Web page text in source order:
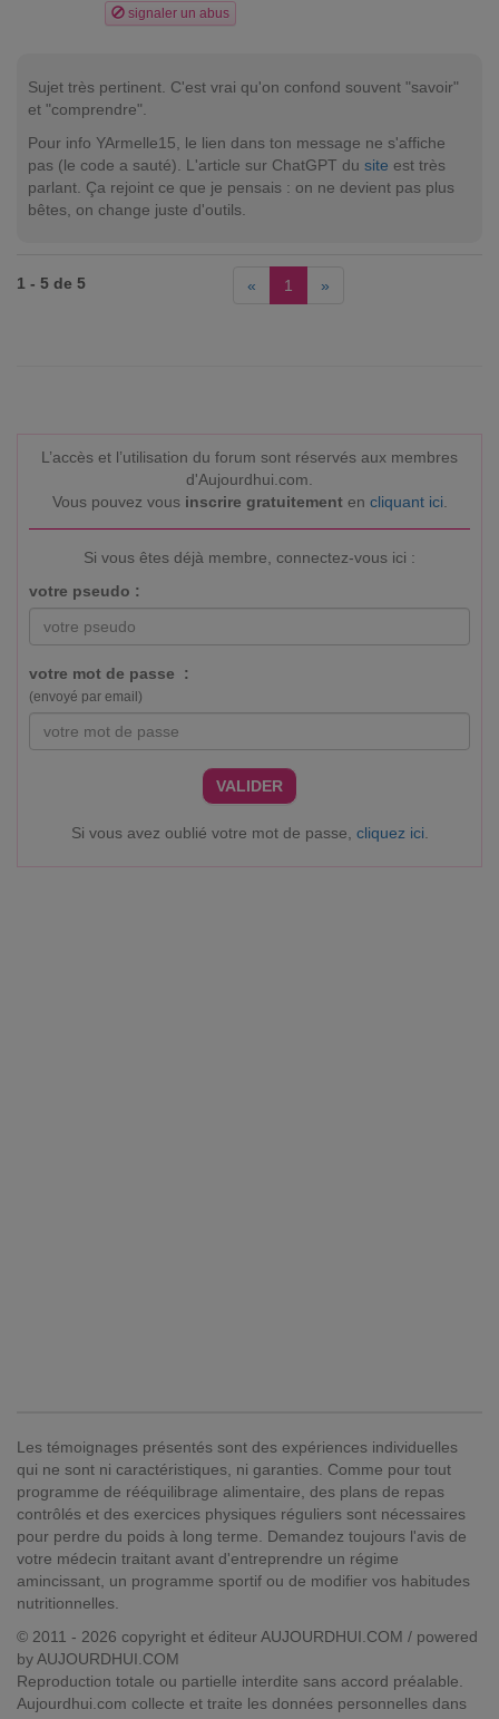
signaler un abus
Sujet très pertinent. C'est vrai qu'on confond souvent "savoir"
et "comprendre".
Pour info YArmelle15, le lien dans ton message ne s'affiche
pas (le code a sauté). L'article sur ChatGPT du site est très
parlant. Ça rejoint ce que je pensais : on ne devient pas plus
bêtes, on change juste d'outils.
1 - 5 de 5 « 1 »
L’accès et l’utilisation du forum sont réservés aux membres
d'Aujourdhui.com.
Vous pouvez vous inscrire gratuitementen cliquant ici
Si vous êtes déjà membre, connectez-vous ici :
votre pseudo :
votre mot de passe :
(envoyé par email)
VALIDER
Si vous avez oublié votre mot de passe, cliquez ici
Les témoignages présentés sont des expériences individuelles
qui ne sont ni caractéristiques, ni garanties. Comme pour tout
programme de rééquilibrage alimentaire, des plans de repas
contrôlés et des exercices physiques réguliers sont nécessaires
pour perdre du poids à long terme. Demandez toujours l'avis de
votre médecin traitant avant d'entreprendre un régime
amincissant, un programme sportif ou de modifier vos habitudes
nutritionnelles.
© 2011 - 2026 copyright et éditeur AUJOURDHUI.COM / powered
by AUJOURDHUI.COM
Reproduction totale ou partielle interdite sans accord préalable.
Aujourdhui.com collecte et traite les données personnelles dans